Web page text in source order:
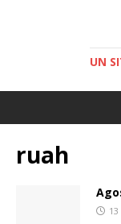
UN
ruah